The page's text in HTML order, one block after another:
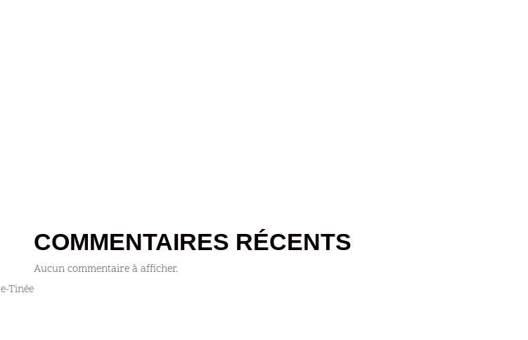
Tinée
COMMENTAIRES RÉCENTS
Aucun commentaire à afficher.